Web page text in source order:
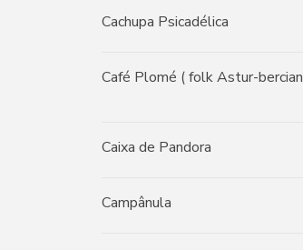
Cachupa Psicadélica
Café Plomé ( folk Astur-
Caixa de Pandora
Campânula